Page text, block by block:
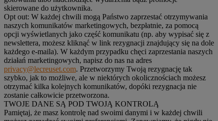
skierowane do użytkownika.
Opt out: W każdej chwili mogą Państwo zaprzestać otrzymywania
naszych komunikatów marketingowych, bezpłatnie, za pomocą
opcji wyświetlanych jako część komunikatu (np. aby wypisać się z
newslettera, możesz kliknąć w link rezygnacji znajdujący się na dole
każdego e-maila). W każdym przypadku chęci zaprzestania naszych
działań marketingowych, napisz do nas na adres
privacy@lecreuset.com. Przetworzymy Twoją rezygnację tak
szybko, jak to możliwe, ale w niektórych okolicznościach możesz
otrzymać kilka kolejnych komunikatów, dopóki rezygnacja nie
zostanie całkowicie przetworzona.
TWOJE DANE SĄ POD TWOJĄ KONTROLĄ
Pamiętaj, że masz kontrolę nad swoimi danymi i w każdej chwili